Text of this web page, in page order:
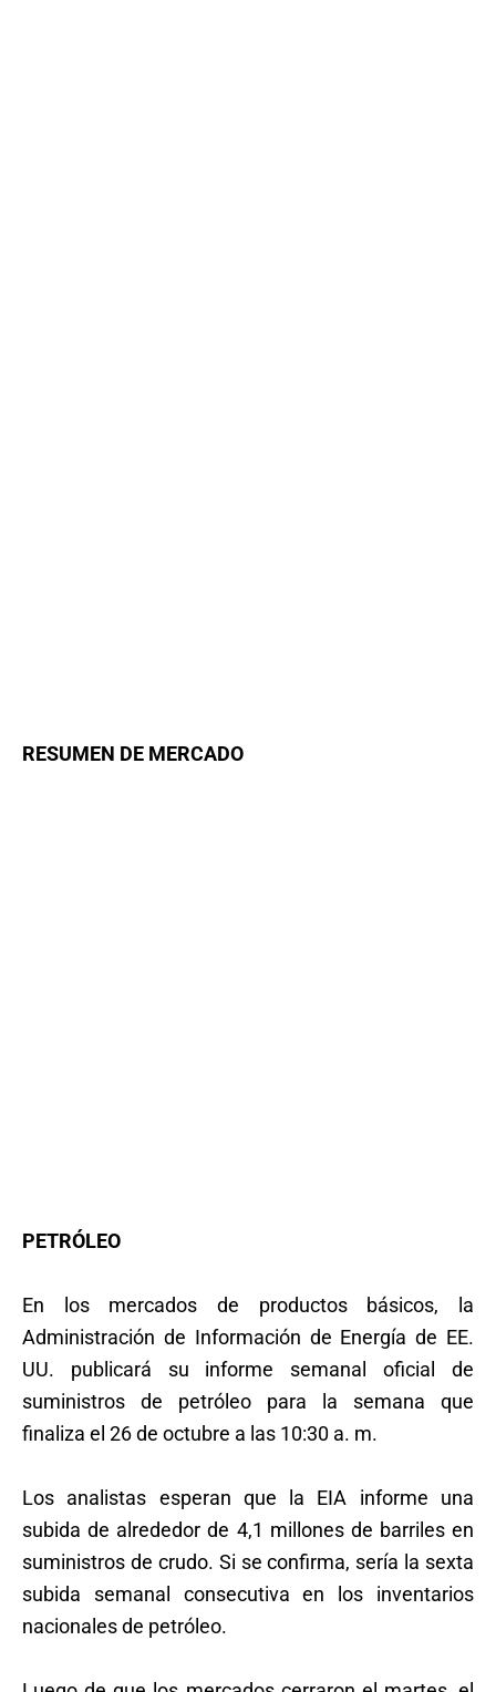
RESUMEN DE MERCADO
PETRÓLEO
En los mercados de productos básicos, la
Administración de Información de Energía de EE.
UU. publicará su informe semanal oficial de
suministros de petróleo para la semana que
finaliza el 26 de octubre a las 10:30 a. m.
Los analistas esperan que la EIA informe una
subida de alrededor de 4,1 millones de barriles en
suministros de crudo. Si se confirma, sería la sexta
subida semanal consecutiva en los inventarios
nacionales de petróleo.